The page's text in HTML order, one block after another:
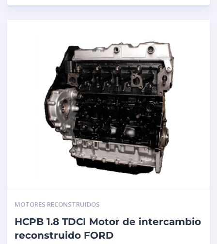
MOTORES RECONSTRUIDOS
HCPB 1.8 TDCI Motor de intercambio
reconstruido FORD